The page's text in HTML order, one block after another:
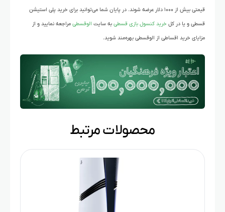
قیمتی بیش از ۱۰۰۰ دلار عرضه شوند. در پایان شما می‌توانید برای خرید پلی استیشن
قسطی و یا در کل خرید کنسول بازی قسطی به سایت الوقسطی مراجعه نمایید و از
مزایای خرید اقساطی از الوقسطی بهره‌مند شوید.
محصولات مرتبط